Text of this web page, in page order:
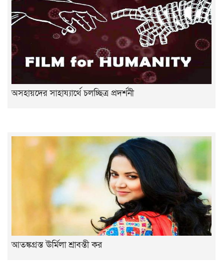
অসহায়দের সাহায্যার্থে চলচ্ছিত্র প্রদর্শনী
আতঙ্কগ্রস্ত ঊর্মিলা শ্রাবন্তী কর